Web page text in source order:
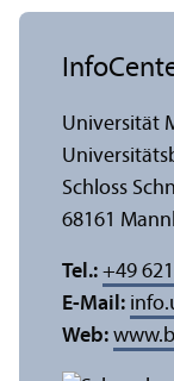
Universität
Schloss
68161
Tel.: +49
E-Mail:
Web: